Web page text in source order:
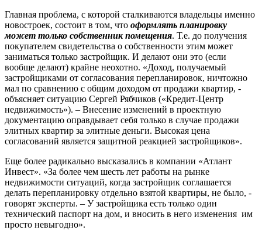
Главная проблема, с которой сталкиваются владельцы именно
новостроек, состоит в том, что оформлять планировку
может только собственник помещения. Т.е. до получения
покупателем свидетельства о собственности этим может
заниматься только застройщик. И делают они это (если
вообще делают) крайне неохотно. «Доход, получаемый
застройщиками от согласования перепланировок, ничтожно
мал по сравнению с общим доходом от продажи квартир, -
объясняет ситуацию Сергей Рябчиков («Кредит-Центр
недвижимость»). – Внесение изменений в проектную
документацию оправдывает себя только в случае продажи
элитных квартир за элитные деньги. Высокая цена
согласований является защитной реакцией застройщиков».
Еще более радикально высказались в компании «Атлант
Инвест». «За более чем шесть лет работы на рынке
недвижимости ситуаций, когда застройщик соглашается
делать перепланировку отдельно взятой квартиры, не было, -
говорят эксперты. – У застройщика есть только один
технический паспорт на дом, и вносить в него изменения им
просто невыгодно».